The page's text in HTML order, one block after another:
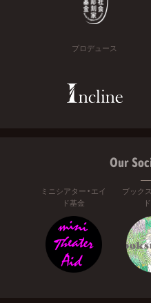
プロデュース
Our
ミニシアター・エイ
ド基金
ブック